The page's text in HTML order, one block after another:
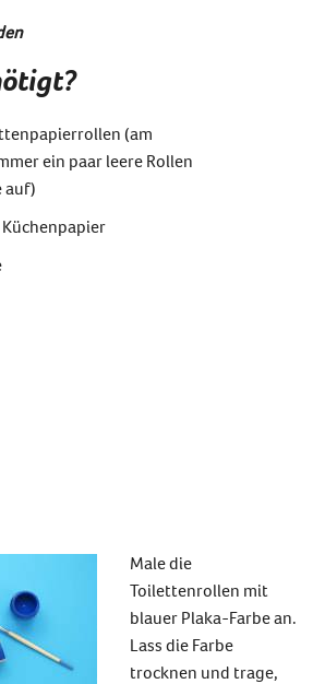
(am
ein paar leere Rollen
auf)
Male die
Toilettenrollen mit
blauer Plaka-Farbe an.
Lass die Farbe
trocknen und trage,